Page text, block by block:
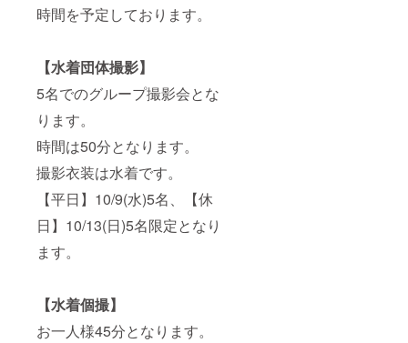
時間を予定しております。
【水着団体撮影】
5名でのグループ撮影会とな
ります。
時間は50分となります。
撮影衣装は水着です。
【平日】10/9(水)5名、【休
日】10/13(日)5名限定となり
ます。
【水着個撮】
お一人様45分となります。